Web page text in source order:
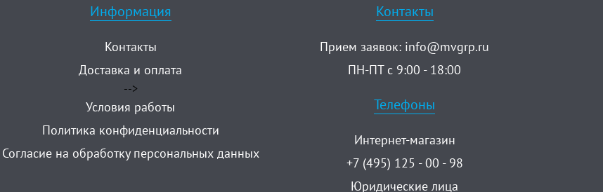
Информация
Контакты
Доставка и оплата
-->
Условия работы
Политика конфиденциальности
Согласие на обработку персональных данных
Контакты
Прием заявок: info@mvgrp.ru
ПН-ПТ с 9:00 - 18:00
Телефоны
Интернет-магазин
+7 (495) 125 - 00 - 98
Юридические лица